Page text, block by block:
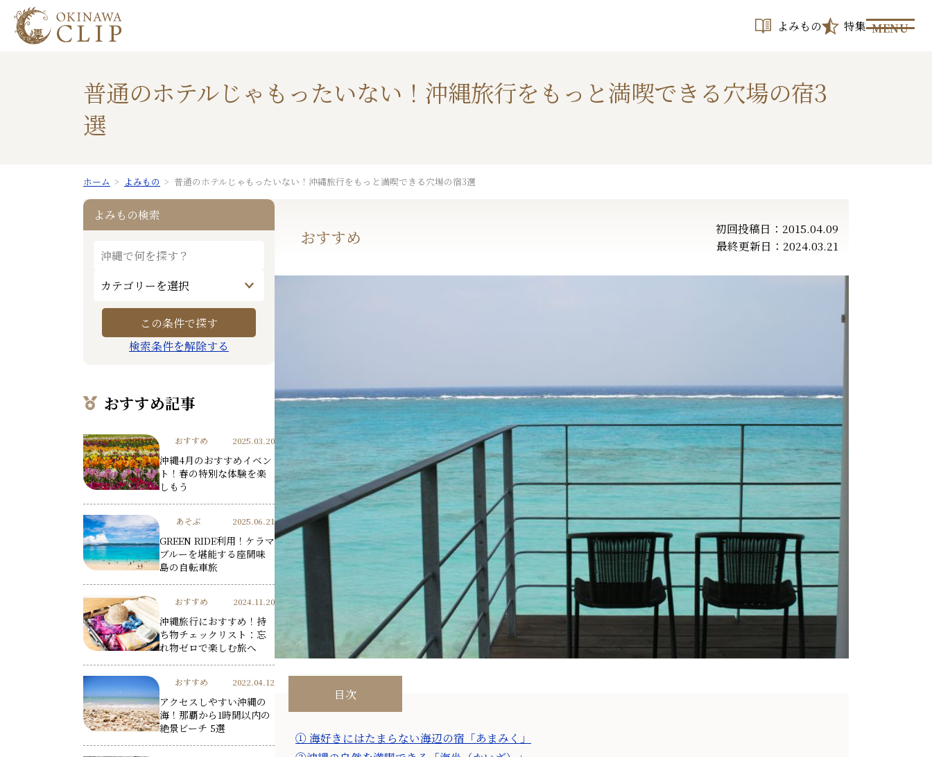
よみもの 特集 MENU
普通のホテルじゃもったいない！沖縄旅行をもっと満喫できる穴場の宿3
選
ホーム よみもの 普通のホテルじゃもったいない！沖縄旅行をもっと満喫できる穴場の宿3選
おすすめ
初回投稿日：2015.04.09
最終更新日：2024.03.21
目次
① 海好きにはたまらない海辺の宿「あまみく」
よみもの検索
検索条件を解除する
おすすめ記事
おすすめ 2025.03.20
沖縄4月のおすすめイベン
ト！春の特別な体験を楽
しもう
あそぶ 2025.06.21
GREEN RIDE利用！ケラマ
ブルーを堪能する座間味
島の自転車旅
おすすめ 2024.11.20
沖縄旅行におすすめ！持
ち物チェックリスト：忘
れ物ゼロで楽しむ旅へ
おすすめ 2022.04.12
アクセスしやすい沖縄の
海！那覇から1時間以内の
絶景ビーチ 5選